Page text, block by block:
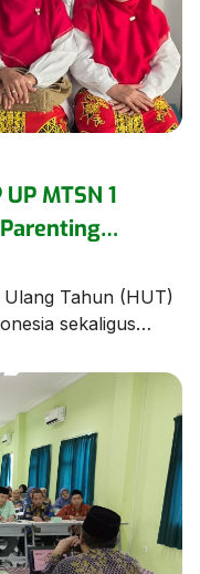
MTSN 1
Tahun (HUT)
sekaligus
Persatuan
mengikuti
pada Kamis
tema
Anak Inklusi” ini
DWP di lingkungan